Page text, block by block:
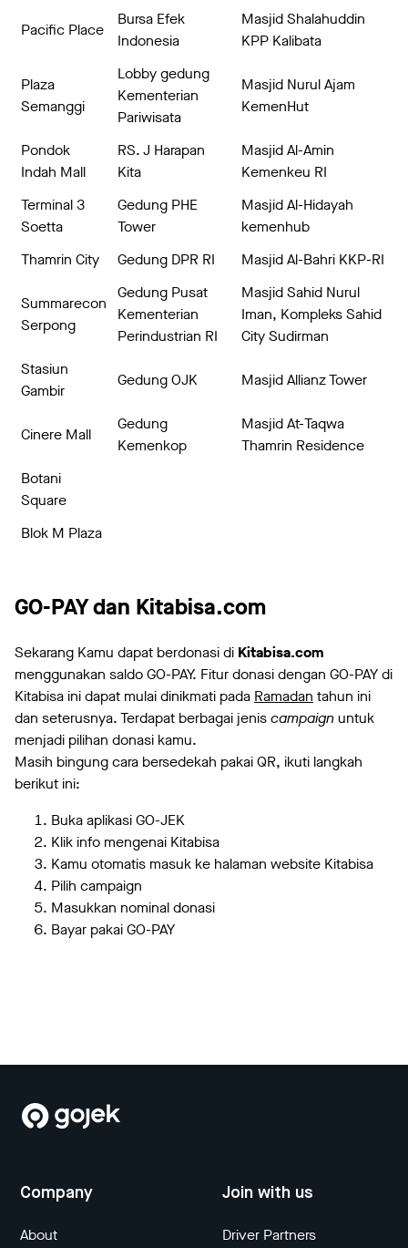
Pacific Place
Bursa Efek
Indonesia
Masjid Shalahuddin
KPP Kalibata
Plaza
Semanggi
Lobby gedung
Kementerian
Pariwisata
Masjid Nurul Ajam
KemenHut
Pondok
Indah Mall
RS. J Harapan
Kita
Masjid Al-Amin
Kemenkeu RI
Terminal 3
Soetta
Gedung PHE
Tower
Masjid Al-Hidayah
kemenhub
Thamrin City
Gedung DPR RI Masjid Al-Bahri KKP-RI
Summarecon
Serpong
Gedung Pusat
Kementerian
Perindustrian RI
Masjid Sahid Nurul
Iman, Kompleks Sahid
City Sudirman
Stasiun
Gambir
Gedung OJK Masjid Allianz Tower
Cinere Mall
Gedung
Kemenkop
Masjid At-Taqwa
Thamrin Residence
Botani
Square
Blok M Plaza
GO-PAY dan Kitabisa.com
Sekarang Kamu dapat berdonasi di Kitabisa.com
menggunakan saldo GO-PAY. Fitur donasi dengan GO-PAY di
Kitabisa ini dapat mulai dinikmati pada Ramadan tahun ini
dan seterusnya. Terdapat berbagai jeniscampaignuntuk
menjadi pilihan donasi kamu.
Masih bingung cara bersedekah pakai QR, ikuti langkah
berikut ini:
Buka aplikasi GO-JEK
Klik info mengenai Kitabisa
Kamu otomatis masuk ke halaman website Kitabisa
Pilih campaign
Masukkan nominal donasi
Bayar pakai GO-PAY
Company
About
Join with us
Driver Partners